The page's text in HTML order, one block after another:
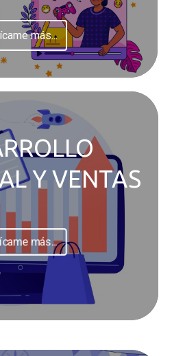
más...
Y VENTAS
más...